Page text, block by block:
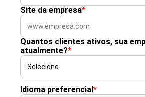
Site da empresa*
Quantos clientes ativos, sua
atualmente?*
Idioma preferencial*